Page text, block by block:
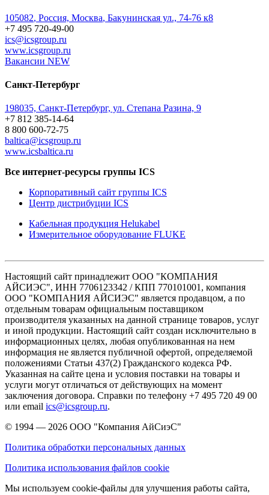
105082, Россия, Москва, Бакунинская ул., 74-76 к8
+7 495 720-49-00
ics@icsgroup.ru
www.icsgroup.ru
Вакансии NEW
Санкт-Петербург
198035, Санкт-Петербург, ул. Степана Разина, 9
+7 812 385-14-64
8 800 600-72-75
baltica@icsgroup.ru
www.icsbaltica.ru
Все интернет-ресурсы группы ICS
Корпоративный сайт группы ICS
Центр дистрибуции ICS
Кабельная продукция Helukabel
Измерительное оборудование FLUKE
Настоящий сайт принадлежит ООО "КОМПАНИЯ
АЙСИЭС", ИНН 7706123342 / КПП 770101001, компания
ООО "КОМПАНИЯ АЙСИЭС" является продавцом, а по
отдельным товарам официальным поставщиком
производителя указанных на данной странице товаров, услуг
и иной продукции. Настоящий сайт создан исключительно в
информационных целях, любая опубликованная на нем
информация не является публичной офертой, определяемой
положениями Статьи 437(2) Гражданского кодекса РФ.
Указанная на сайте цена и условия поставки на товары и
услуги могут отличаться от действующих на момент
заключения договора. Справки по телефону +7 495 720 49 00
или email ics@icsgroup.ru.
© 1994 — 2026 ООО "Компания АйСиэС"
Политика обработки персональных данных
Политика использования файлов cookie
Мы используем cookie-файлы для улучшения работы сайта,